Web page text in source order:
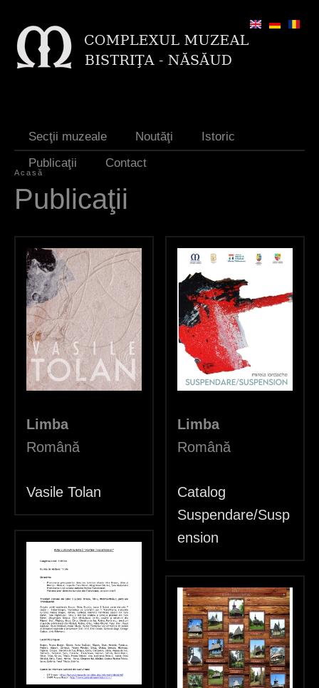
Secţii muzeale Noutăţi
Istoric
Publicaţii
Contact
E
t
Acasă
Publicaţii
Limba
Română
Vasile Tolan
Limba
Română
Catalog
Suspendare/Susp
ension